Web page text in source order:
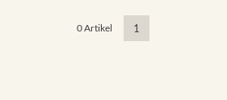
0 Artikel 1